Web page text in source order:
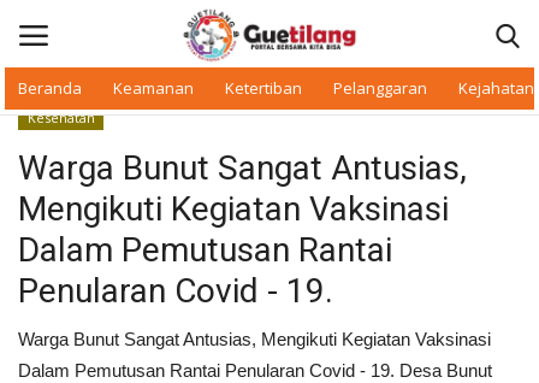
Beranda Keamanan Ketertiban Pelanggaran Kejahatan
Beranda
Daerah
Makan Bergizi
Kesehatan
Warga Bunut Sangat Antusias,
Mengikuti Kegiatan Vaksinasi
Dalam Pemutusan Rantai
Penularan Covid - 19.
Warga Bunut Sangat Antusias, Mengikuti Kegiatan Vaksinasi
Dalam Pemutusan Rantai Penularan Covid - 19. Desa Bunut